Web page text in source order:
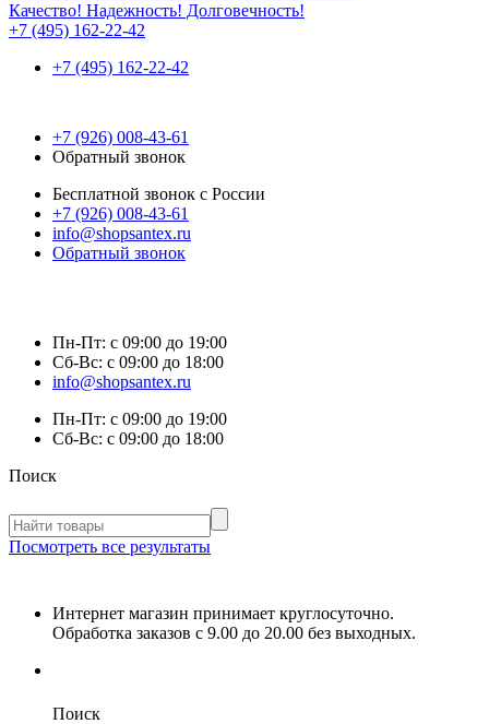
Качество! Надежность! Долговечность!
+7 (495) 162-22-42
+7 (495) 162-22-42
+7 (926) 008-43-61
Обратный звонок
Бесплатной звонок с России
+7 (926) 008-43-61
info@shopsantex.ru
Обратный звонок
Пн-Пт: с 09:00 до 19:00
Сб-Вс: с 09:00 до 18:00
info@shopsantex.ru
Пн-Пт: с 09:00 до 19:00
Сб-Вс: с 09:00 до 18:00
Поиск
Посмотреть все результаты
Интернет магазин принимает круглосуточно.
Обработка заказов с 9.00 до 20.00 без выходных.
Поиск